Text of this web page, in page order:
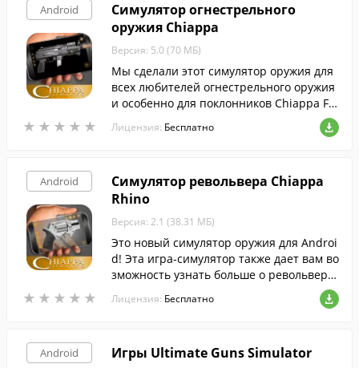
Android
★ ★ ★ ★ ★
★ ★ ★ ★ ★
Симулятор огнестрельного
оружия Chiappa
Версия: 5.0 (70 МБ)
Мы сделали этот симулятор оружия для
всех любителей огнестрельного оружия
и особенно для поклонников Chiappa Fir
Лицензия: Бесплатно
Android
★ ★ ★ ★ ★
★ ★ ★ ★ ★
Симулятор револьвера Chiappa
Rhino
Версия: 2.1 (38.31 МБ)
Это новый симулятор оружия для Androi
d! Эта игра-симулятор также дает вам во
зможность узнать больше о револьвера
Лицензия: Бесплатно
Android Игры Ultimate Guns Simulator